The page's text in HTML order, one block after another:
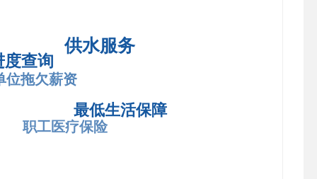
度查询
位拖欠薪资
职工医疗保险
最低生活保障
供水服务